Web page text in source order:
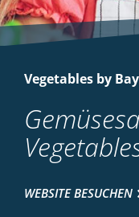
Vegetables by
WEBSITE BESUCHEN